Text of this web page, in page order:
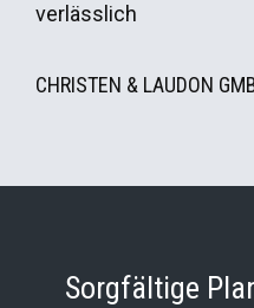
verlässlich
CHRISTEN & LAUDON
Sorgfältige